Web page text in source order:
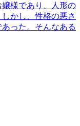
様であり、人形の
かし、性格の悪さ
った。そんなある